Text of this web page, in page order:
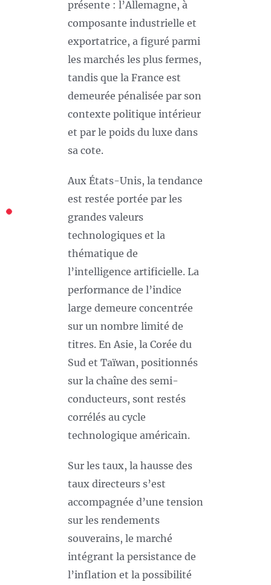
présente : l’Allemagne, à
composante industrielle et
exportatrice, a figuré parmi
les marchés les plus fermes,
tandis que la France est
demeurée pénalisée par son
contexte politique intérieur
et par le poids du luxe dans
sa cote.
Aux États-Unis, la tendance
est restée portée par les
grandes valeurs
technologiques et la
thématique de
l’intelligence artificielle. La
performance de l’indice
large demeure concentrée
sur un nombre limité de
titres. En Asie, la Corée du
Sud et Taïwan, positionnés
sur la chaîne des semi-
conducteurs, sont restés
corrélés au cycle
technologique américain.
Sur les taux, la hausse des
taux directeurs s’est
accompagnée d’une tension
sur les rendements
souverains, le marché
intégrant la persistance de
l’inflation et la possibilité